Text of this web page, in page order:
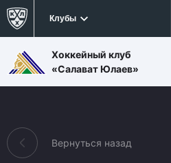
Клубы
Хоккейный клуб
«Салават Юлаев»
Вернуться назад